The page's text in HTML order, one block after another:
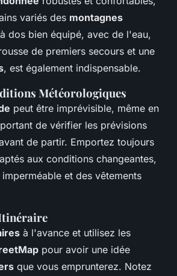
variés des montagnes
dos bien équipé, avec de l'eau,
de premiers secours et une
, est également indispensable.
Météorologiques
peut être imprévisible, même en
de vérifier les prévisions
de partir. Emportez toujours
aux conditions changeantes,
et des vêtements
à l'avance et utilisez les
pour avoir une idée
que vous emprunterez. Notez